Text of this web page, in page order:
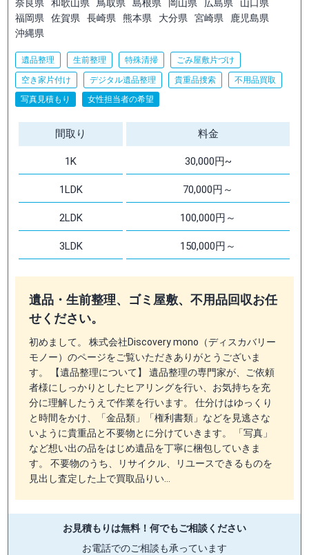
奈良県 和歌山県 鳥取県 島根県 岡山県 広島県
山口県
福岡県
佐賀県 長崎県 熊本県 大分県 宮崎県
鹿児島県
沖縄県
遺品整理 生前整理 特殊清掃 ごみ屋敷片づけ
空き家片付け デジタル遺品整理 貴重品捜索
不用品買取
写真見積もり
女性担当者の希望
間取り 料金
1K 30,000円~
1LDK 70,000円～
2LDK 100,000円～
3LDK 150,000円～
遺品・生前整理、ゴミ屋敷、不用品回収お任
せください。
初めまして。 株式会社Discovery mono（ディスカバリー
モノー）のページをご覧いただきありがとうございま
す。 【遺品整理について】 遺品整理の専門家が、ご依頼
者様にしっかりとしたヒアリングを行い、お気持ちを充
分に理解したうえで作業を行います。 仕分けはゆっくり
と時間をかけ、「金品類」「権利書類」などを見逃さな
いように貴重品と不要物とに分けていきます。 「写真」
など想い出の品をはじめ遺品を丁寧に梱包していきま
す。 不要物のうち、リサイクル、リユースできるものを
見出し査定した上で買取品りい…
お見積もりは無料！ 何でもご相談ください
お電話でのご相談も承っています